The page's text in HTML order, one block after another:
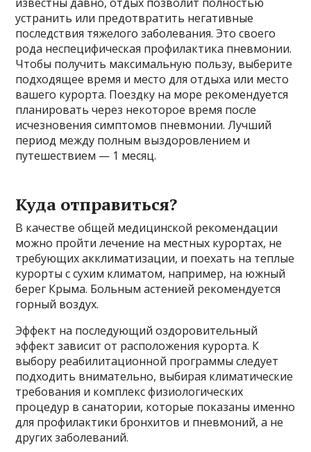
устранить или предотвратить негативные
последствия тяжелого заболевания. Это своего
рода неспецифическая профилактика пневмонии.
Чтобы получить максимальную пользу, выберите
подходящее время и место для отдыха или место
вашего курорта. Поездку на море рекомендуется
планировать через некоторое время после
исчезновения симптомов пневмонии. Лучший
период между полным выздоровлением и
путешествием — 1 месяц.
Куда отправиться?
В качестве общей медицинской рекомендации
можно пройти лечение на местных курортах, не
требующих акклиматизации, и поехать на теплые
курорты с сухим климатом, например, на южный
берег Крыма. Больным астенией рекомендуется
горный воздух.
Эффект на последующий оздоровительный
эффект зависит от расположения курорта. К
выбору реабилитационной программы следует
подходить внимательно, выбирая климатические
требования и комплекс физиологических
процедур в санатории, которые показаны именно
для профилактики бронхитов и пневмоний, а не
других заболеваний.